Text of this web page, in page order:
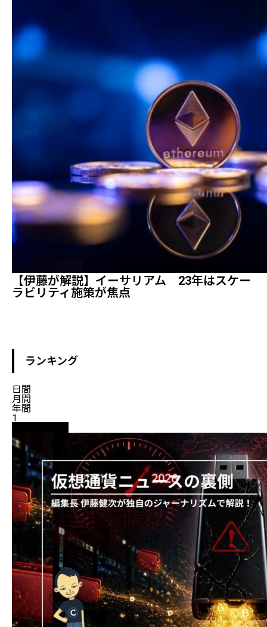
【伊藤が解説】イーサリアム 23年はスケー
ラビリティ施策が焦点
ランキング
日間
月間
年間
1